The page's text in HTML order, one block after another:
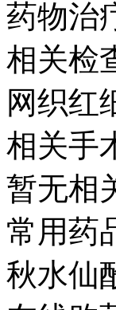
药物治
相关检
网织红
相关手
暂无相
常用药
秋水仙